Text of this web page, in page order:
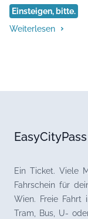
Einsteigen, bitte.
Weiterlesen
EasyCityPass
Ein Ticket. Viele
Fahrschein für
Wien. Freie Fahrt
Tram, Bus, U-